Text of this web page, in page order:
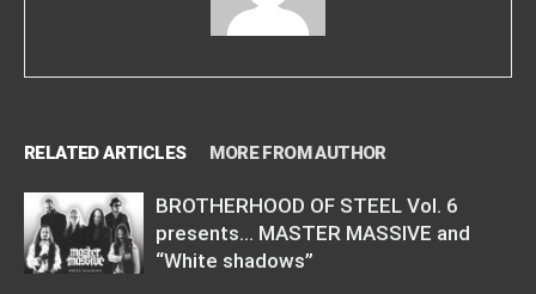
RELATED ARTICLES MORE FROM AUTHOR
BROTHERHOOD OF STEEL Vol. 6
presents… MASTER MASSIVE and
“White shadows”